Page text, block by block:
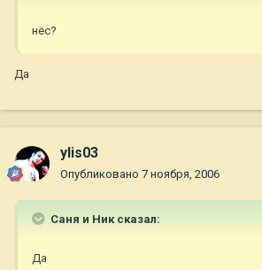
нёс?
Да
ylis03
Опубликовано 7 ноября, 2006
Саня и Ник сказал:
Да